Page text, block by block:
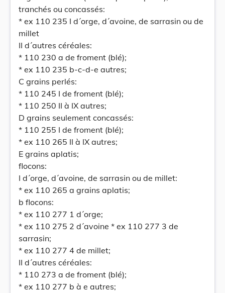
tranchés ou concassés:
* ex 110 235 I d´orge, d´avoine, de sarrasin ou de
millet
II d´autres céréales:
* 110 230 a de froment (blé);
* ex 110 235 b-c-d-e autres;
C grains perlés:
* 110 245 I de froment (blé);
* 110 250 II à IX autres;
D grains seulement concassés:
* 110 255 I de froment (blé);
* ex 110 265 II à IX autres;
E grains aplatis;
flocons:
I d´orge, d´avoine, de sarrasin ou de millet:
* ex 110 265 a grains aplatis;
b flocons:
* ex 110 277 1 d´orge;
* ex 110 275 2 d´avoine * ex 110 277 3 de
sarrasin;
* ex 110 277 4 de millet;
II d´autres céréales:
* 110 273 a de froment (blé);
* ex 110 277 b à e autres;